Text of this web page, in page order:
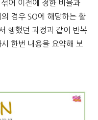
어 이전에 정한 비율과
경우 SO에 해당하는 활
행했던 과정과 같이 반복
한번 내용을 요약해 보